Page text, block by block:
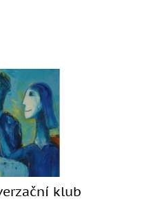
klub